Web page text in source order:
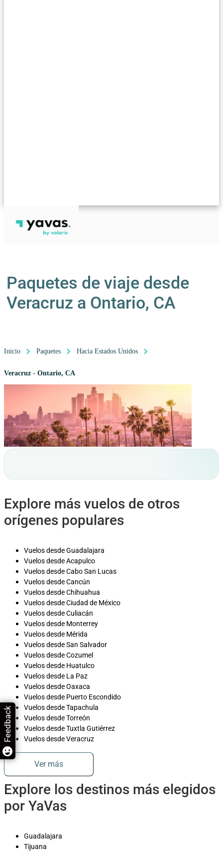
Paquetes de viaje desde
Veracruz a Ontario, CA
Inicio Paquetes Hacia Estados Unidos
Veracruz - Ontario, CA
Explore más vuelos de otros
orígenes populares
Vuelos desde Guadalajara
Vuelos desde Acapulco
Vuelos desde Cabo San Lucas
Vuelos desde Cancún
Vuelos desde Chihuahua
Vuelos desde Ciudad de México
Vuelos desde Culiacán
Vuelos desde Monterrey
Vuelos desde Mérida
Vuelos desde San Salvador
Vuelos desde Cozumel
Vuelos desde Huatulco
Vuelos desde La Paz
Vuelos desde Oaxaca
Vuelos desde Puerto Escondido
Vuelos desde Tapachula
Vuelos desde Torreón
Vuelos desde Tuxtla Gutiérrez
Vuelos desde Veracruz
Ver más
Explore los destinos más elegidos
por YaVas
Guadalajara
Tijuana
Feedback